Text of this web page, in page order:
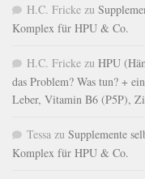
H.C. Fricke zu
Komplex für HPU & Co.
H.C. Fricke zu HPU
das Problem? Was tun? +
Leber, Vitamin B6 (P5P),
Tessa zu Supplemente
Komplex für HPU & Co.